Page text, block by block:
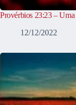
Provérbios 23:23 – Uma
12/12/2022